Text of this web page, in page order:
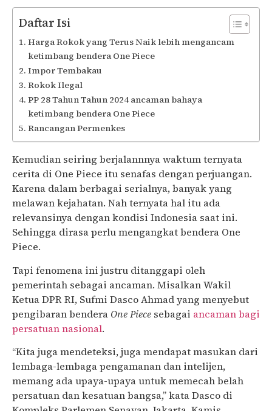
Daftar Isi
Harga Rokok yang Terus Naik lebih mengancam
ketimbang bendera One Piece
Impor Tembakau
Rokok Ilegal
PP 28 Tahun Tahun 2024 ancaman bahaya
ketimbang bendera One Piece
Rancangan Permenkes
Kemudian seiring berjalannnya waktum ternyata
cerita di One Piece itu senafas dengan perjuangan.
Karena dalam berbagai serialnya, banyak yang
melawan kejahatan. Nah ternyata hal itu ada
relevansinya dengan kondisi Indonesia saat ini.
Sehingga dirasa perlu mengangkat bendera One
Piece.
Tapi fenomena ini justru ditanggapi oleh
pemerintah sebagai ancaman. Misalkan Wakil
Ketua DPR RI, Sufmi Dasco Ahmad yang menyebut
pengibaran bendera One Piece sebagai ancaman bagi
persatuan nasional.
“Kita juga mendeteksi, juga mendapat masukan dari
lembaga-lembaga pengamanan dan intelijen,
memang ada upaya-upaya untuk memecah belah
persatuan dan kesatuan bangsa,” kata Dasco di